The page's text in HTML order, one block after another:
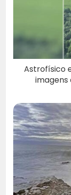
Astrofísico
imagens